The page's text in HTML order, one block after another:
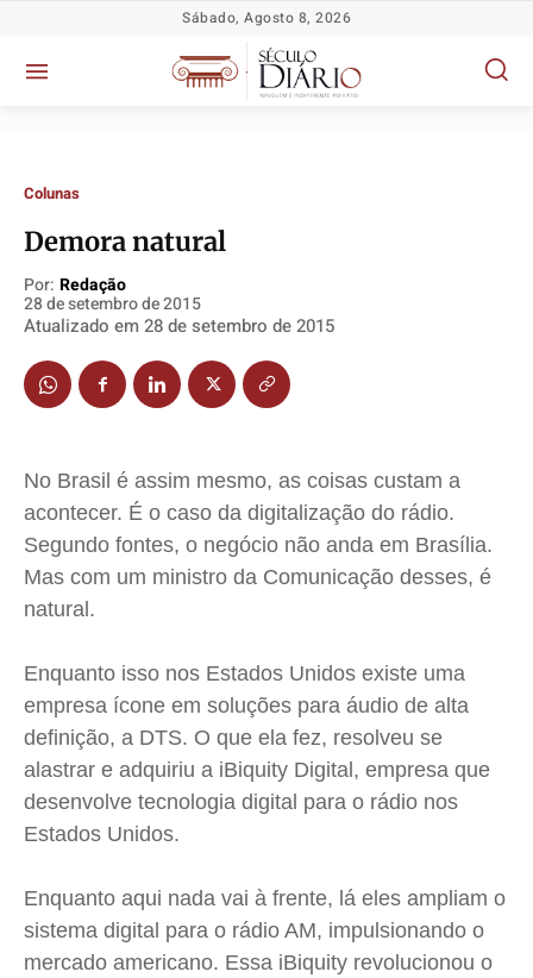
Socioeconômicas
Justiça
Educação
Meio Ambiente
Saúde
Cidades
Cultura
Colunas
Caetano Roque
Gustavo Bastos
Jr Mignone (in memorian)
Publicidade Legal
Anuncie
Socioeconômicas
Justiça
Educação
Meio Ambiente
Saúde
Cidades
Cultura
Colunas
Caetano Roque
Gustavo Bastos
Jr Mignone (in memorian)
Publicidade Legal
Anuncie
Socioeconômicas
Justiça
Educação
Meio Ambiente
Saúde
Cidades
Cultura
Colunas
Caetano Roque
Gustavo Bastos
Jr Mignone (in memorian)
Publicidade Legal
Anuncie
Socioeconômicas
Justiça
Educação
Meio Ambiente
Saúde
Cidades
Cultura
Colunas
Caetano Roque
Gustavo Bastos
Jr Mignone (in memorian)
Publicidade Legal
Anuncie
Sábado, Agosto 8, 2026
Colunas
Demora natural
Por: Redação
28 de setembro de 2015
Atualizado em 28 de setembro de 2015
No Brasil é assim mesmo, as coisas custam a
acontecer. É o caso da digitalização do rádio.
Segundo fontes, o negócio não anda em Brasília.
Mas com um ministro da Comunicação desses, é
natural.
Enquanto isso nos Estados Unidos existe uma
empresa ícone em soluções para áudio de alta
definição, a DTS. O que ela fez, resolveu se
alastrar e adquiriu a iBiquity Digital, empresa que
desenvolve tecnologia digital para o rádio nos
Estados Unidos.
Enquanto aqui nada vai à frente, lá eles ampliam o
sistema digital para o rádio AM, impulsionando o
mercado americano. Essa iBiquity revolucionou o